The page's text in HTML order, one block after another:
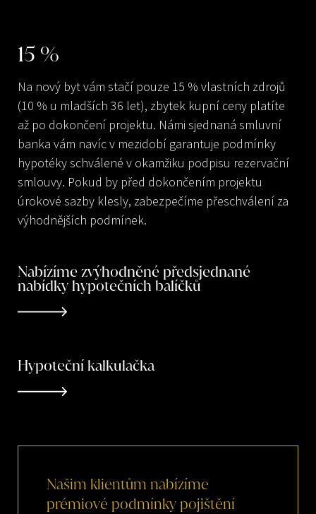
15 %
Na nový byt vám stačí pouze 15 % vlastních zdrojů
(10 % u mladších 36 let), zbytek kupní ceny platíte
až po dokončení projektu. Námi sjednaná smluvní
banka vám navíc v mezidobí garantuje podmínky
hypotéky schválené v okamžiku podpisu rezervační
smlouvy. Pokud by před dokončením projektu
úrokové sazby klesly, zabezpečíme přeschválení za
výhodnějších podmínek.
Nabízíme zvýhodněné předsjednané
nabídky hypotečních balíčků
Hypoteční kalkulačka
Našim klientům nabízíme
prémiové podmínky pojištění